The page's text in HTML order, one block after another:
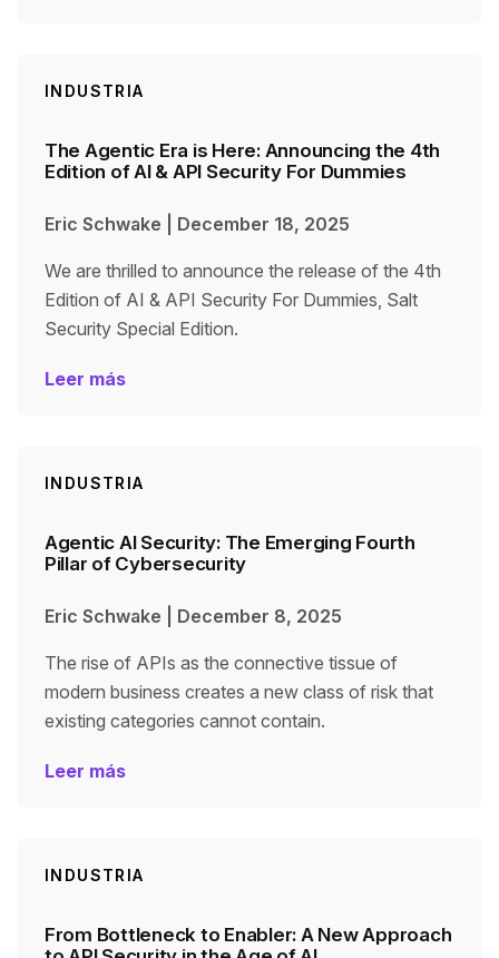
INDUSTRIA
The Agentic Era is Here: Announcing the 4th
Edition of AI & API Security For Dummies
Eric Schwake December 18, 2025
We are thrilled to announce the release of the 4th
Edition of AI & API Security For Dummies, Salt
Security Special Edition.
Leer más
INDUSTRIA
Agentic AI Security: The Emerging Fourth
Pillar of Cybersecurity
Eric Schwake December 8, 2025
The rise of APIs as the connective tissue of
modern business creates a new class of risk that
existing categories cannot contain.
Leer más
INDUSTRIA
From Bottleneck to Enabler: A New Approach